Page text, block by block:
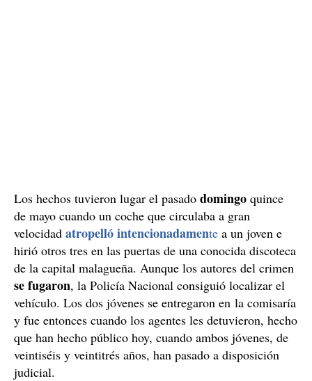
Los hechos tuvieron lugar el pasado domingo quince
de mayo cuando un coche que circulaba a gran
velocidad atropelló intencionadamente a un joven e
hirió otros tres en las puertas de una conocida discoteca
de la capital malagueña. Aunque los autores del crimen
se fugaron, la Policía Nacional consiguió localizar el
vehículo. Los dos jóvenes se entregaron en la comisaría
y fue entonces cuando los agentes les detuvieron, hecho
que han hecho público hoy, cuando ambos jóvenes, de
veintiséis y veintitrés años, han pasado a disposición
judicial.